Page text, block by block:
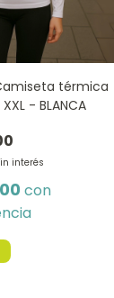
térmica
- BLANCA
interés
con